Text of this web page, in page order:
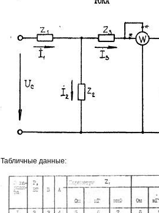
Табличные данные: